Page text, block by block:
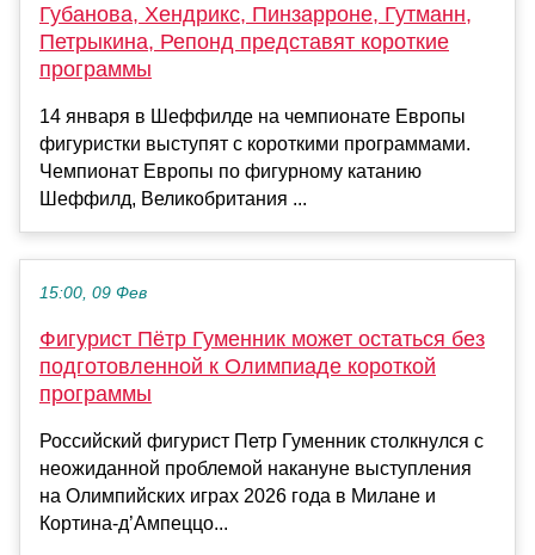
Губанова, Хендрикс, Пинзарроне, Гутманн,
Петрыкина, Репонд представят короткие
программы
14 января в Шеффилде на чемпионате Европы
фигуристки выступят с короткими программами.
Чемпионат Европы по фигурному катанию
Шеффилд, Великобритания ...
15:00, 09 Фев
Фигурист Пётр Гуменник может остаться без
подготовленной к Олимпиаде короткой
программы
Российский фигурист Петр Гуменник столкнулся с
неожиданной проблемой накануне выступления
на Олимпийских играх 2026 года в Милане и
Кортина-д’Ампеццо...